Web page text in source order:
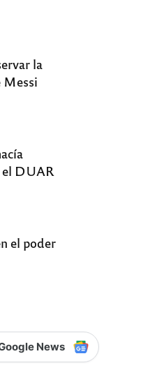
la
Messi
el DUAR
el poder
News